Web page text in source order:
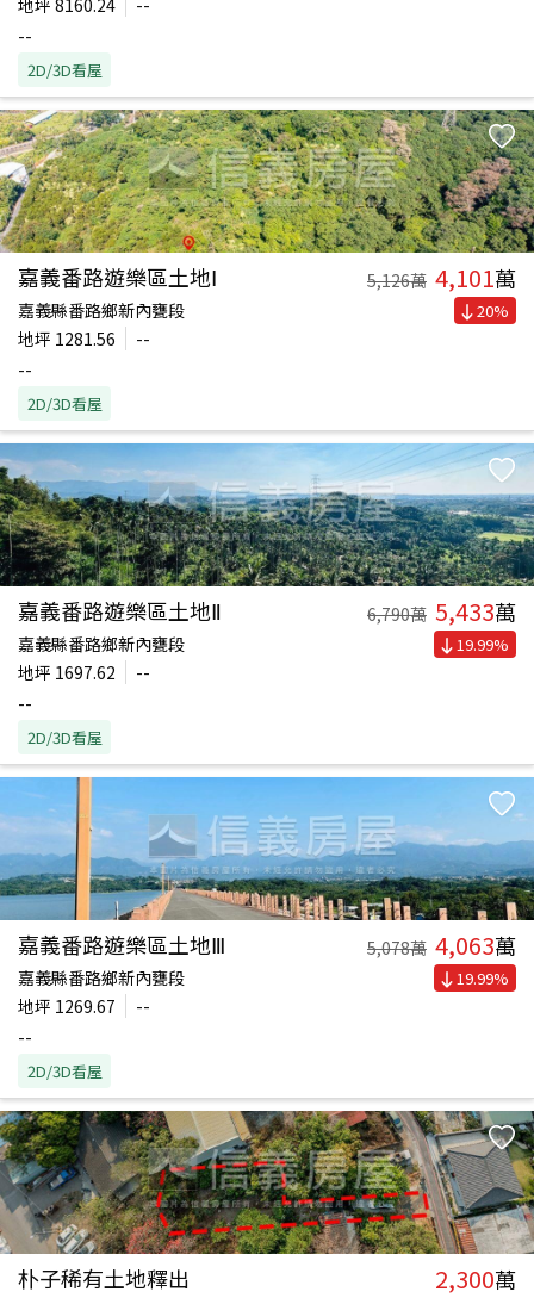
地坪 8160.24
--
--
2D/3D看屋
嘉義番路遊樂區土地Ⅰ 5,126萬 4,101萬
嘉義縣番路鄉新內甕段
地坪 1281.56
--
--
2D/3D看屋
20%
嘉義番路遊樂區土地Ⅱ 6,790萬 5,433萬
嘉義縣番路鄉新內甕段
地坪 1697.62
--
--
2D/3D看屋
19.99%
嘉義番路遊樂區土地Ⅲ 5,078萬 4,063萬
嘉義縣番路鄉新內甕段
地坪 1269.67
--
--
2D/3D看屋
19.99%
朴子稀有土地釋出 2,300萬